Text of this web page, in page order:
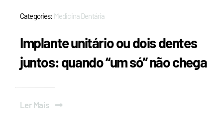
Categories: Medicina Dentária
Implante unitário ou dois dentes
juntos: quando “um só” não chega
Ler Mais